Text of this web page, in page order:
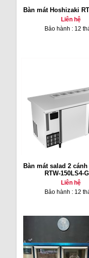
Bàn mát Hoshizaki
Liên hệ
Bảo hành : 12
Bàn mát salad 2
RTW-150LS4-
Liên hệ
Bảo hành : 12